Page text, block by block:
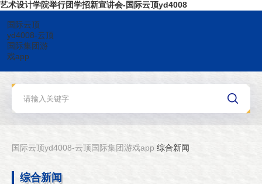
艺术设计学院举行团学招新宣讲会-国际云顶yd4008
国际云顶
yd4008-云顶
国际集团游
戏app
国际云顶yd4008-云顶国际集团游戏app 综合新闻
综合新闻